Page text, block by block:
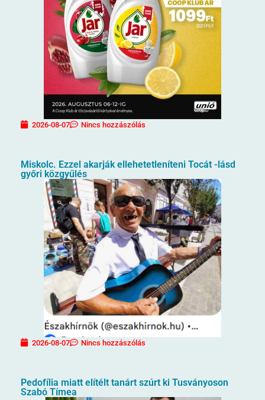
2026-08-07 Nincs hozzászólás
Miskolc. Ezzel akarják ellehetetleníteni Tocát -lásd
győri közgyűlés
2026-08-07 Nincs hozzászólás
Pedofília miatt elítélt tanárt szúrt ki Tusványoson
Szabó Tímea